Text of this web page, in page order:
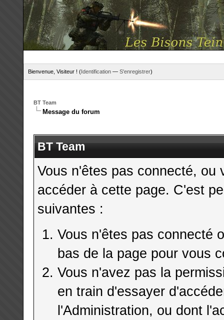
Bienvenue, Visiteur ! (Identification— S'enregistrer)
BT Team
Message du forum
BT Team
Vous n'êtes pas connecté, ou
accéder à cette page. C'est
suivantes :
Vous n'êtes pas connecté
bas de la page pour vous
Vous n'avez pas la
en train d'essayer
l'Administration, ou dont